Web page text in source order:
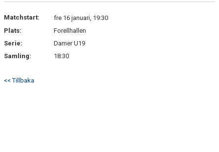
Matchstart:
fre 16 januari, 19:30
Plats:
Forellhallen
Serie:
Damer U19
Samling:
18:30
<< Tillbaka